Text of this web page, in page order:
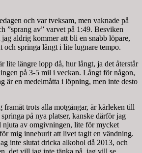
och var tveksam, men vaknade på
”sprang av” varvet på 1:49. Besviken
aldrig kommer att bli en snabb löpare,
och springa långt i lite lugnare tempo.
lite längre lopp då, hur långt, ja det återstår
på 3-5 mil i veckan. Långt för någon,
är en medelmåtta i löpning, men inte desto
framåt trots alla motgångar, är kärleken till
på nya platser, kanske därför jag
njuta av omgivningen, lite för mycket
mig inneburit att livet tagit en vändning.
inte slutat dricka alkohol då 2013, och
det vill jag inte tänka på, jag vill se